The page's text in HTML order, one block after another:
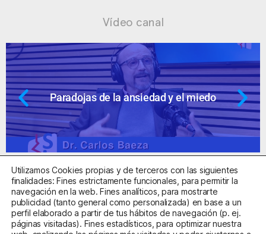
Vídeo canal
Paradojas de la ansiedad y el miedo
Centro Sanitario Autorizado con el código E08737002
Utilizamos Cookies propias y de terceros con las siguientes
finalidades: Fines estrictamente funcionales, para permitir la
navegación en la web. Fines analíticos, para mostrarte
publicidad (tanto general como personalizada) en base a un
perfil elaborado a partir de tus hábitos de navegación (p. ej.
páginas visitadas). Fines estadísticos, para optimizar nuestra